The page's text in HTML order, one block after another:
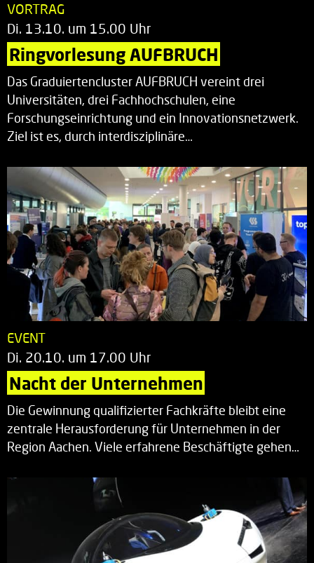
VORTRAG
Di. 13.10. um 15.00 Uhr
Ringvorlesung AUFBRUCH
Das Graduiertencluster AUFBRUCH vereint drei
Universitäten, drei Fachhochschulen, eine
Forschungseinrichtung und ein Innovationsnetzwerk.
Ziel ist es, durch interdisziplinäre…
EVENT
Di. 20.10. um 17.00 Uhr
Nacht der Unternehmen
Die Gewinnung qualifizierter Fachkräfte bleibt eine
zentrale Herausforderung für Unternehmen in der
Region Aachen. Viele erfahrene Beschäftigte gehen…